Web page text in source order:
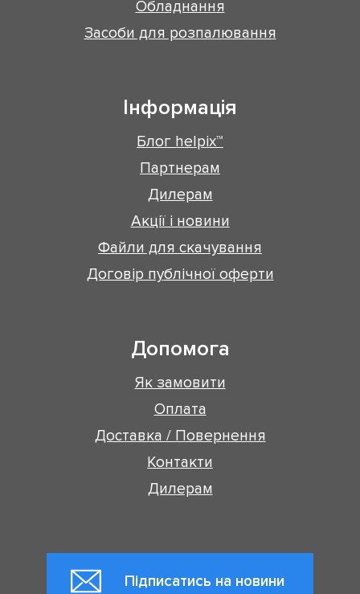
Обладнання
Засоби для розпалювання
Інформація
Блог helpix™
Партнерам
Дилерам
Акції і новини
Файли для скачування
Договір публічної оферти
Допомога
Як замовити
Оплата
Доставка / Повернення
Контакти
Дилерам
Підписатись на новини